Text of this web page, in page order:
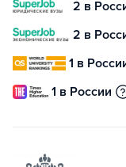
2 в
2 в
1 в
1 в России